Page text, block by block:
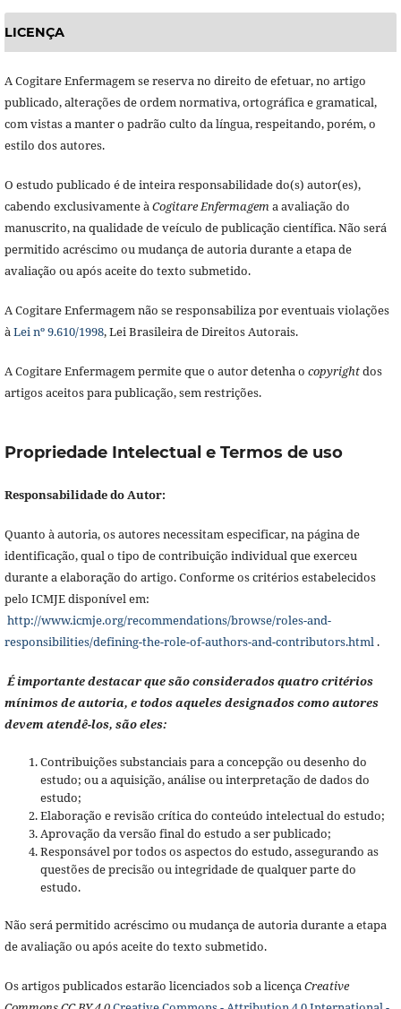
LICENÇA
A Cogitare Enfermagem se reserva no direito de efetuar, no artigo
publicado, alterações de ordem normativa, ortográfica e gramatical,
com vistas a manter o padrão culto da língua, respeitando, porém, o
estilo dos autores.
O estudo publicado é de inteira responsabilidade do(s) autor(es),
cabendo exclusivamente àCogitare Enfermagema avaliação do
manuscrito, na qualidade de veículo de publicação científica. Não será
permitido acréscimo ou mudança de autoria durante a etapa de
avaliação ou após aceite do texto submetido.
A Cogitare Enfermagem não se responsabiliza por eventuais violações
àLei nº 9.610/1998, Lei Brasileira de Direitos Autorais.
A Cogitare Enfermagem permite que o autor detenha o copyrightdos
artigos aceitos para publicação, sem restrições.
Propriedade Intelectual e Termos de uso
Responsabilidade do Autor:
Quanto à autoria, os autores necessitam especificar, na página de
identificação, qual o tipo de contribuição individual que exerceu
durante a elaboração do artigo. Conforme os critérios estabelecidos
pelo ICMJE disponível em:
http://www.icmje.org/recommendations/browse/roles-and-
responsibilities/defining-the-role-of-authors-and-contributors.html.
É importante destacar que são considerados quatro critérios
mínimos de autoria, e todos aqueles designados como autores
devem atendê-los, são eles:
Contribuições substanciais para a concepção ou desenho do
estudo; ou a aquisição, análise ou interpretação de dados do
estudo;
Elaboração e revisão crítica do conteúdo intelectual do estudo;
Aprovação da versão final do estudo a ser publicado;
Responsável por todos os aspectos do estudo, assegurando as
questões de precisão ou integridade de qualquer parte do
estudo.
Não será permitido acréscimo ou mudança de autoria durante a etapa
de avaliação ou após aceite do texto submetido.
Os artigos publicados estarão licenciados sob a licençaCreative